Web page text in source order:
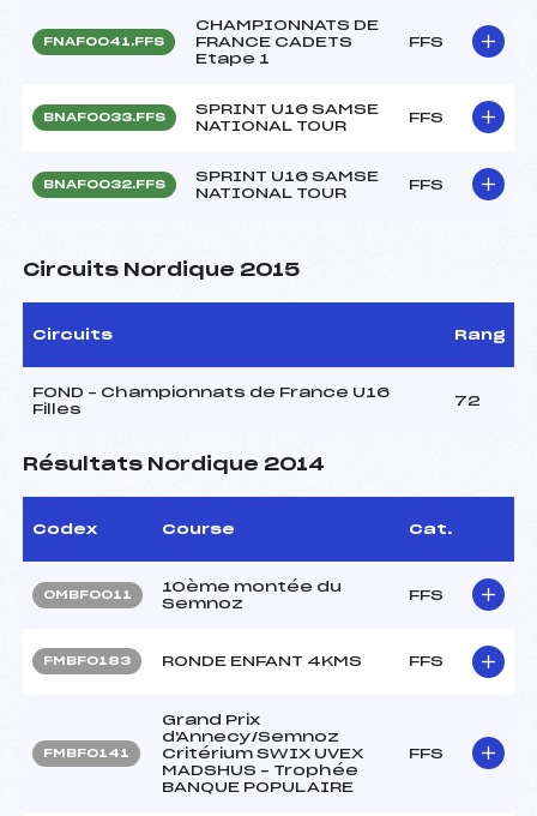
FNAF0041.FFS
CHAMPIONNATS DE
FRANCE CADETS
Etape 1
FFS
BNAF0033.FFS
SPRINT U16 SAMSE
NATIONAL TOUR
FFS
BNAF0032.FFS
SPRINT U16 SAMSE
NATIONAL TOUR
FFS
Circuits Nordique 2015
Circuits Rang
FOND – Championnats de France U16
Filles
72
Résultats Nordique 2014
Codex Course Cat.
OMBF0011
10ème montée du
Semnoz
FFS
FMBF0183 RONDE ENFANT 4KMS FFS
FMBF0141
Grand Prix
d'Annecy/Semnoz
Critérium SWIX UVEX
MADSHUS – Trophée
BANQUE POPULAIRE
FFS